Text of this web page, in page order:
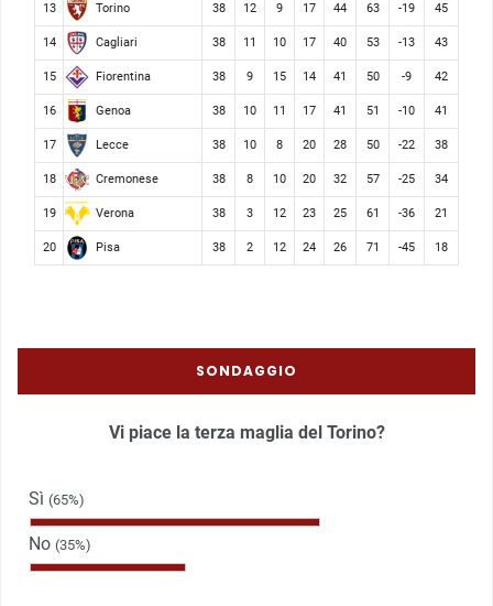
13 Torino 38 12 9 17 44 63 -19 45
14 Cagliari 38 11 10 17 40 53 -13 43
15 Fiorentina 38 9 15 14 41 50 -9 42
16 Genoa 38 10 11 17 41 51 -10 41
17 Lecce 38 10 8 20 28 50 -22 38
18 Cremonese 38 8 10 20 32 57 -25 34
19 Verona 38 3 12 23 25 61 -36 21
20 Pisa 38 2 12 24 26 71 -45 18
SONDAGGIO
Vi piace la terza maglia del Torino?
Sì (65%)
No (35%)